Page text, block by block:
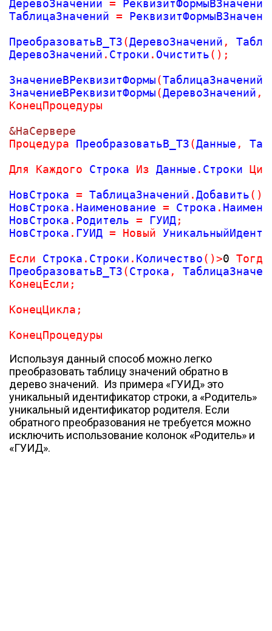
ДеревоЗначений = РеквизитФормыВЗначение
ТаблицаЗначений =
ПреобразоватьВ_ТЗ(ДеревоЗначений ,
ДеревоЗначений . Строки . Очистить( ) ;
ЗначениеВРеквизитФормы(ТаблицаЗначений
ЗначениеВРеквизитФормы(ДеревоЗначений ,
КонецПроцедуры
&НаСервере
Процедура ПреобразоватьВ_ТЗ(Данные ,
Для
Каждого Строка Из Данные . Строки
НовСтрока = ТаблицаЗначений .Добавить( )
НовСтрока . Наименование = Строка .
НовСтрока . Родитель = ГУИД;
НовСтрока . ГУИД = Новый
Если Строка . Строки . Количество( )>0 Тогда
ПреобразоватьВ_ТЗ(Строка ,
КонецЕсли ;
КонецЦикла ;
КонецПроцедуры
Используя данный способ можно легко
преобразовать таблицу значений обратно в
дерево значений. Из примера «ГУИД» это
уникальный идентификатор строки, а «Родитель»
уникальный идентификатор родителя. Если
обратного преобразования не требуется можно
исключить использование колонок «Родитель» и
«ГУИД».